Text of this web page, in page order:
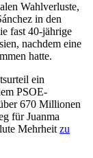
Wahlverluste,
in den
fast 40-jährige
nachdem eine
hatte.
ein
PSOE-
670 Millionen
für Juanma
Mehrheit zu